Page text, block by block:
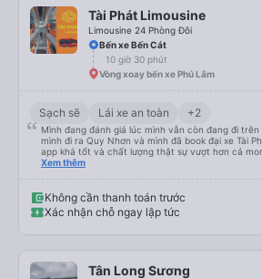
Tài Phát Limousine
Limousine 24 Phòng Đôi
Bến xe Bến Cát
10 giờ 30 phút
Vòng xoay bến xe Phú Lâm
Sạch sẽ Lái xe an toàn +2
Mình đang đánh giá lúc mình vẫn còn đang đi
mình đi ra Quy Nhơn và mình đã book đại xe Tài
app khá tốt và chất lượng thật sự vượt hơn cả
giường đôi và vừa đủ cho 2 người. Nhân viên của
trung chuyển và lên xe lớn thì luôn hỗ trợ xách
có cả bánh và sữa miễn phí cho khách còn chuẩn
mền, gối và đặc biệt là có gối ôm. Nchung là phải
Xem thêm
Không cần thanh toán trước
Xác nhận chỗ ngay lập tức
Tân Long Sương